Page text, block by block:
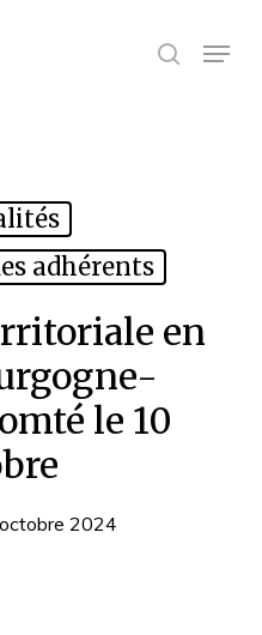
search
Menu
adhérents
en
le 10
2024